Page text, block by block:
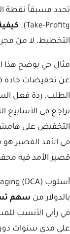
وTake-Profit).
التخطيط، لا من
عن تخفيضات حادة
الطلب. ردة فعل
تراجع في الأسابيع
التخفيض على هامش
في الأمد القصير
قصير الأمد فيه
بالدولار من سهم
في رأيي الأنسب
على مدى سنوات